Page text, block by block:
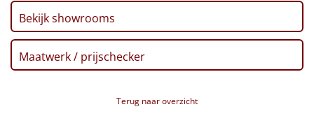
Borrelplank
Warmtekussen
POPULAIR
Broodstengels, 125 gr
Marshmallows, 140 gr
Zwarte Thee, 1,5 gr, 20 st
Autodrop, Dubbeldekker, 85 gr
Fudge, 150 gr
Pastasaus, 300 gr
Bekijk showrooms
Maatwerk / prijschecker
Terug naar overzicht